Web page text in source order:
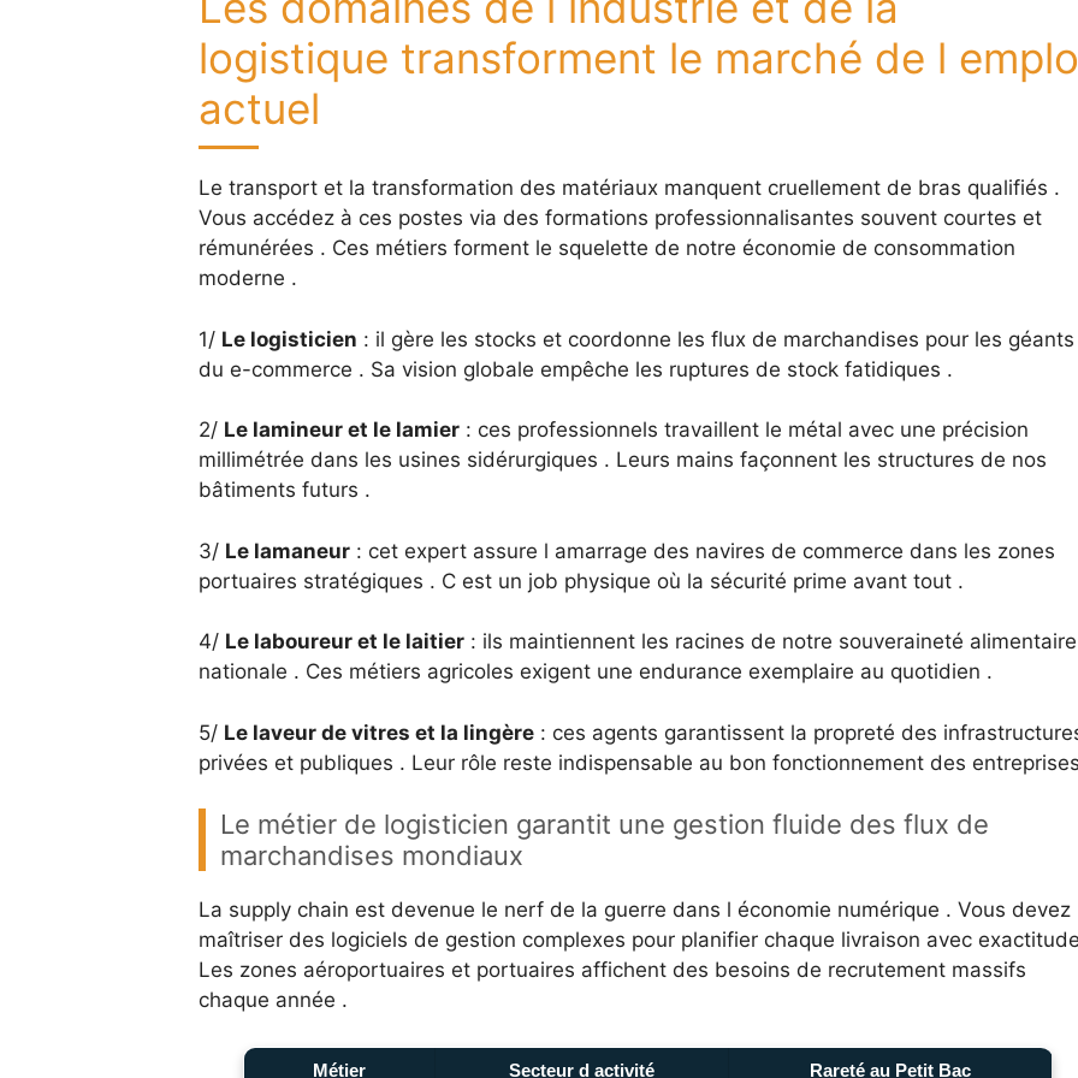
logistique transforment le marché de l
actuel
Le transport et la transformation des matériaux manquent cruellement de bras qualifiés .
Vous accédez à ces postes via des formations professionnalisantes souvent courtes et
rémunérées . Ces métiers forment le squelette de notre économie de consommation
moderne .
1/ Le logisticien : il gère les stocks et coordonne les flux de marchandises pour les géants
du e-commerce . Sa vision globale empêche les ruptures de stock fatidiques .
2/ Le lamineur et le lamier: ces professionnels travaillent le métal avec une précision
millimétrée dans les usines sidérurgiques . Leurs mains façonnent les structures de nos
bâtiments futurs .
3/ Le lamaneur: cet expert assure l amarrage des navires de commerce dans les zones
portuaires stratégiques . C est un job physique où la sécurité prime avant tout .
4/ Le laboureur et le laitier: ils maintiennent les racines de notre souveraineté alimentaire
nationale . Ces métiers agricoles exigent une endurance exemplaire au quotidien .
5/ Le laveur de vitres et la lingère: ces agents garantissent la propreté des
privées et publiques . Leur rôle reste indispensable au bon fonctionnement des
Le métier de logisticien garantit une gestion fluide des flux de
marchandises mondiaux
La supply chain est devenue le nerf de la guerre dans l économie numérique . Vous devez
maîtriser des logiciels de gestion complexes pour planifier chaque livraison avec
Les zones aéroportuaires et portuaires affichent des besoins de recrutement massifs
chaque année .
Métier Secteur d activité Rareté au Petit Bac